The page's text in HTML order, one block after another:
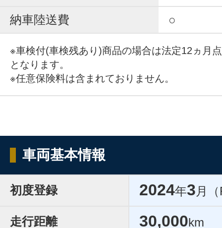
納車陸送費
○
※車検付(車検残あり)商品の場合は法定12ヵ月
となります。
※任意保険料は含まれておりません。
車両基本情報
初度登録 2024年3 月
走行距離 30,000km